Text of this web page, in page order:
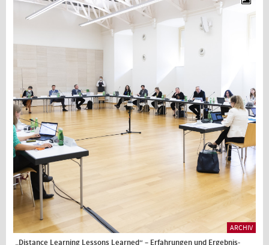
ARCHIV
„Distance Learning Lessons Learned“ – Erfahrungen und Ergebnis-